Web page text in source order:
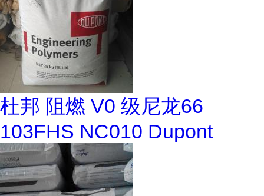
杜邦 阻燃 V0 级尼龙66
103FHS NC010 Dupont